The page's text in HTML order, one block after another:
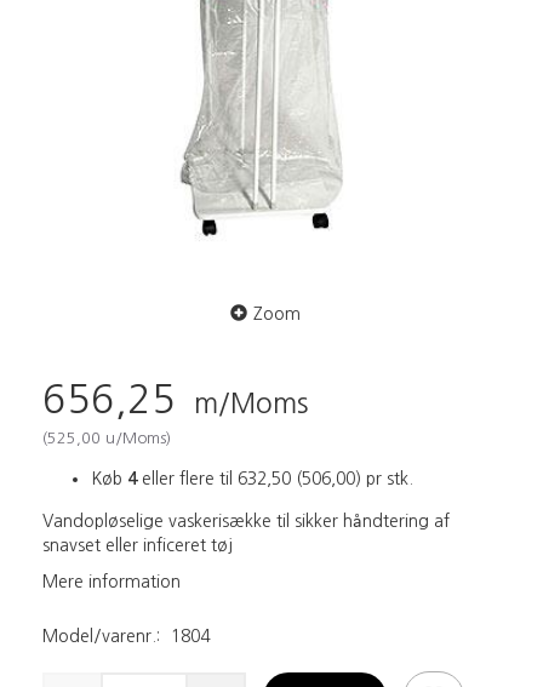
Zoom
656,25 m/Moms
(525,00 u/Moms)
Køb 4eller flere til 632,50 (506,00) pr stk.
Vandopløselige vaskerisække til sikker håndtering af
snavset eller inficeret tøj
Mere information
Model/varenr.: 1804